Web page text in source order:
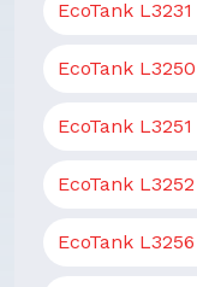
EcoTank L3231
EcoTank L3250
EcoTank L3251
EcoTank L3252
EcoTank L3256